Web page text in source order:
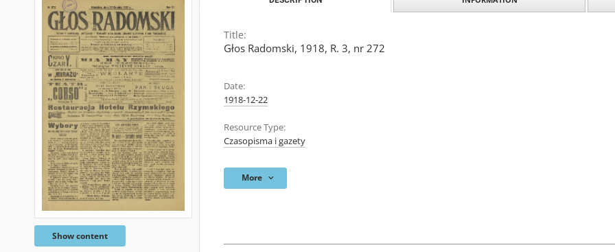
Show content
Title:
Głos Radomski, 1918, R. 3, nr 272
Date:
1918-12-22
Resource Type:
Czasopisma i gazety
More